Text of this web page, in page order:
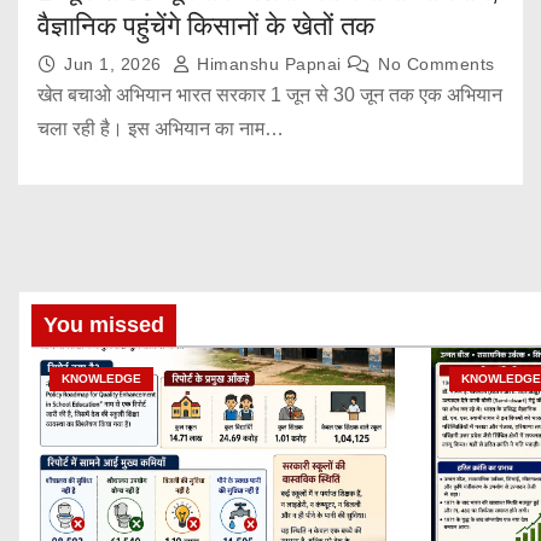
वैज्ञानिक पहुंचेंगे किसानों के खेतों तक
Jun 1, 2026 Himanshu Papnai No Comments
खेत बचाओ अभियान भारत सरकार 1 जून से 30 जून तक एक अभियान
चला रही है। इस अभियान का नाम…
You missed
KNOWLEDGE KNOWLEDGE